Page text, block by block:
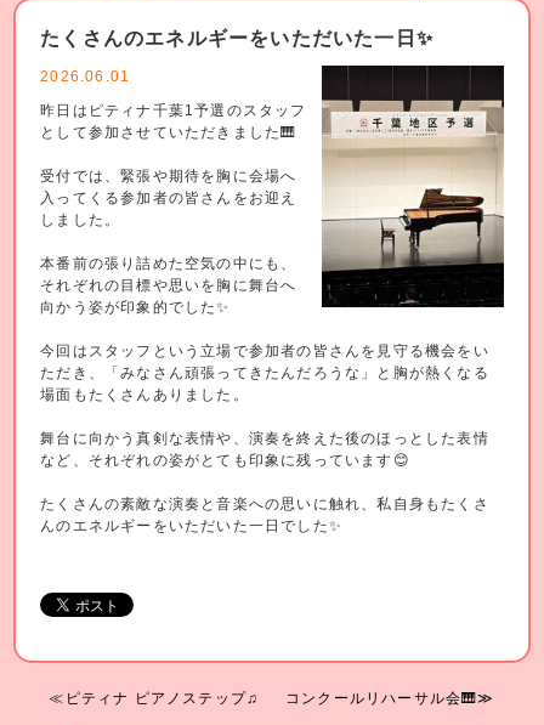
たくさんのエネルギーをいただいた一日✨
2026.06.01
昨日はピティナ千葉1予選のスタッフ
として参加させていただきました🎹
受付では、緊張や期待を胸に会場へ
入ってくる参加者の皆さんをお迎え
しました。
本番前の張り詰めた空気の中にも、
それぞれの目標や思いを胸に舞台へ
向かう姿が印象的でした✨
今回はスタッフという立場で参加者の皆さんを見守る機会をい
ただき、「みなさん頑張ってきたんだろうな」と胸が熱くなる
場面もたくさんありました。
舞台に向かう真剣な表情や、演奏を終えた後のほっとした表情
など、それぞれの姿がとても印象に残っています😊
たくさんの素敵な演奏と音楽への思いに触れ、私自身もたくさ
んのエネルギーをいただいた一日でした✨
≪ピティナ ピアノステップ♫ コンクールリハーサル会🎹≫